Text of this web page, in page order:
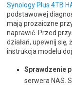
Synology Plus 4TB
podstawowej
mają prozaiczne
naprawić. Przed
działań, upewnij się,
instrukcja modelu
Sprawdzenie
serwera NAS.